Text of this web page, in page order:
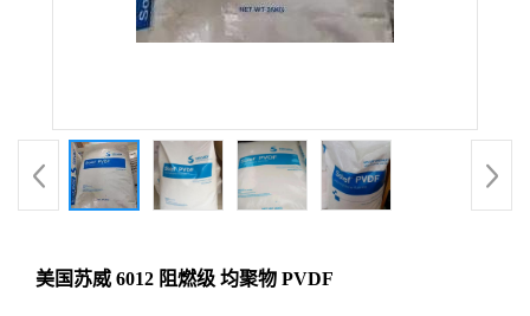
美国苏威 6012 阻燃级 均聚物 PVDF